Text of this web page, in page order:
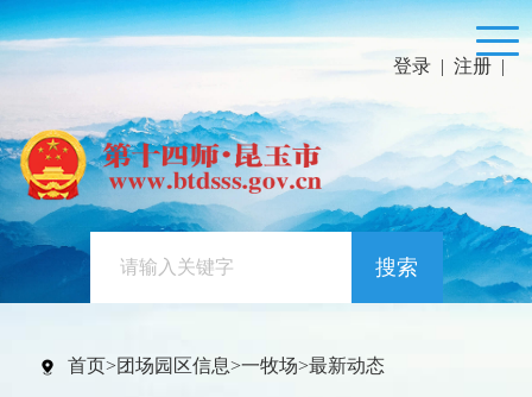
登录 | 注册 |
搜索
首页>团场园区信息>一牧场>最新动态